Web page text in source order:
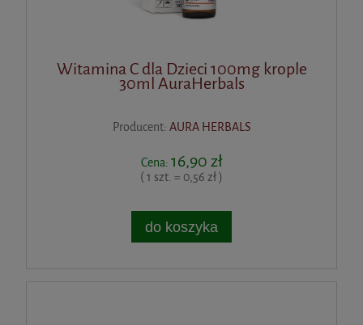
Witamina C dla Dzieci 100mg krople
30ml AuraHerbals
Producent: AURA HERBALS
Cena: 16,90 zł
( 1 szt. = 0,56 zł )
do koszyka